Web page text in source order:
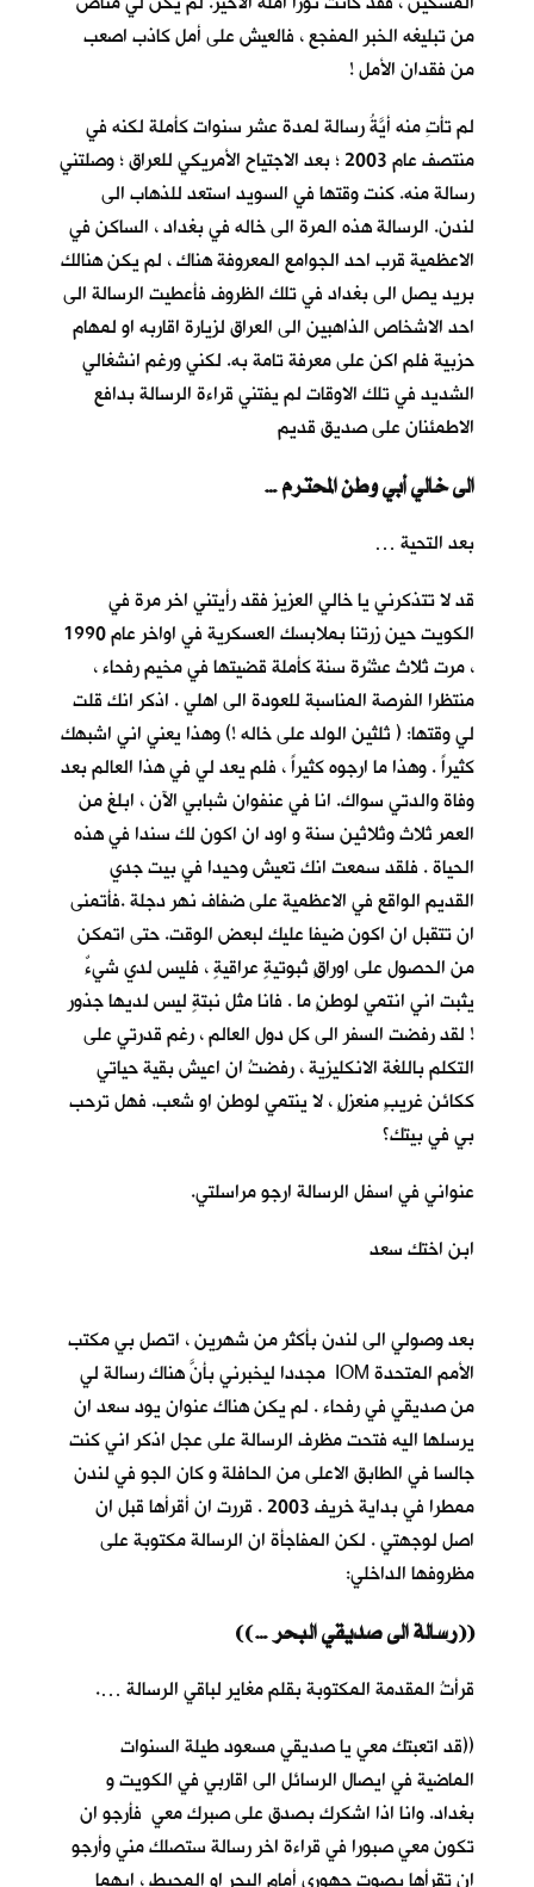
من تبليغه الخبر المفجع ، فالعيش على أمل كاذب اصعب
من فقدان الأمل !
لم تأتِ منه أيَّةُ رسالة لمدة عشر سنوات كأملة لكنه في
منتصف عام 2003 ؛ بعد الاجتياح الأمريكي للعراق ؛ وصلتني
رسالة منه. كنت وقتها في السويد استعد للذهاب الى
لندن. الرسالة هذه المرة الى خاله في بغداد ، الساكن في
الاعظمية قرب احد الجوامع المعروفة هناك ، لم يكن هنالك
بريد يصل الى بغداد في تلك الظروف فأعطيت الرسالة الى
احد الاشخاص الذاهبين الى العراق لزيارة اقاربه او لمهام
حزبية فلم اكن على معرفة تامة به. لكني ورغم انشغالي
الشديد في تلك الاوقات لم يفتني قراءة الرسالة بدافع
الاطمئنان على صديق قديم
… الى خالي أبي وطن المحترم
بعد التحية …
قد لا تتذكرني يا خالي العزيز فقد رأيتني اخر مرة في
الكويت حين زرتنا بملابسك العسكرية في اواخر عام 1990
، مرت ثلاث عشْرة سنة كأملة قضيتها في مخيم رفحاء ،
منتظرا الفرصة المناسبة للعودة الى اهلي . اذكر انك قلت
لي وقتها: ( ثلثين الولد على خاله !) وهذا يعني اني اشبهك
كثيراً . وهذا ما ارجوه كثيراً ، فلم يعد لي في هذا العالم بعد
وفاة والدتي سواك. انا في عنفوان شبابي الآن ، ابلغ من
العمر ثلاث وثلاثين سنة و اود ان اكون لك سندا في هذه
الحياة . فلقد سمعت انك تعيش وحيدا في بيت جدي
القديم الواقع في الاعظمية على ضفاف نهر دجلة .فأتمنى
ان تتقبل ان اكون ضيفا عليك لبعض الوقت. حتى اتمكن
من الحصول على اوراقٍ ثبوتيةٍ عراقيةٍ ، فليس لدي شيءٌ
يثبت اني انتمي لوطنٍ ما . فانا مثل نبتةٍ ليس لديها جذور
! لقد رفضت السفر الى كل دول العالم ، رغم قدرتي على
التكلم باللغة الانكليزية ، رفضتُ ان اعيش بقية حياتي
ككائن غريبٍ منعزلٍ ، لا ينتمي لوطن او شعب. فهل ترحب
بي في بيتك؟
عنواني في اسفل الرسالة ارجو مراسلتي.
ابن اختك سعد
بعد وصولي الى لندن بأكثر من شهرين ، اتصل بي مكتب
الأمم المتحدة IOM مجددا ليخبرني بأنَّ هناك رسالة لي
من صديقي في رفحاء . لم يكن هناك عنوان يود سعد ان
يرسلها اليه فتحت مظرف الرسالة على عجل اذكر اني كنت
جالسا في الطابق الاعلى من الحافلة و كان الجو في لندن
ممطرا في بداية خريف 2003 . قررت ان أقرأها قبل ان
اصل لوجهتي . لكن المفاجأة ان الرسالة مكتوبة على
مظروفها الداخلي:
((… رسالة الى صديقي البحر))
قرأتُ المقدمة المكتوبة بقلم مغاير لباقي الرسالة ….
((قد اتعبتك معي يا صديقي مسعود طيلة السنوات
الماضية في ايصال الرسائل الى اقاربي في الكويت و
بغداد. وانا اذا اشكرك بصدق على صبرك معي فأرجو ان
تكون معي صبورا في قراءة اخر رسالة ستصلك مني وأرجو